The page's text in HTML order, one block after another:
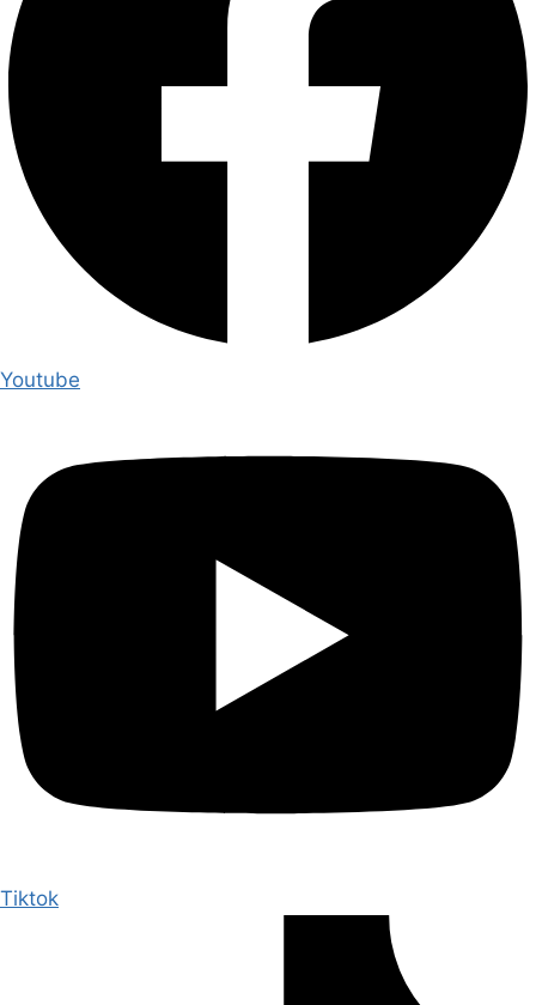
Youtube
Tiktok